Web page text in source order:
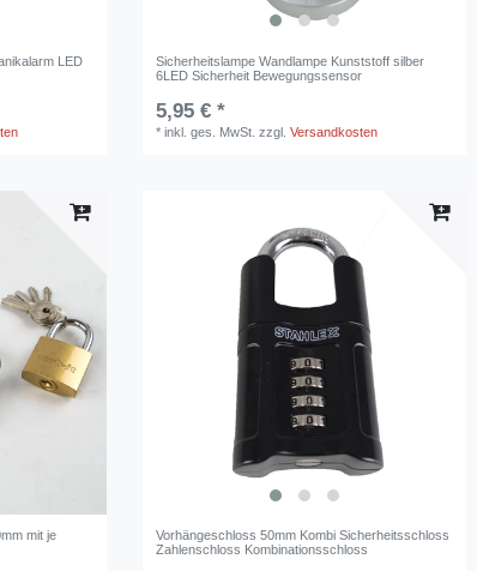
LED
Sicherheitslampe Wandlampe Kunststoff silber
6LED Sicherheit Bewegungssensor
5,95 € *
*inkl. ges. MwSt. zzgl.Versandkosten
mit je
Vorhängeschloss 50mm Kombi Sicherheitsschloss
Zahlenschloss Kombinationsschloss